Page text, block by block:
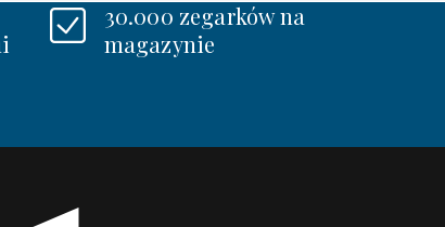
30.000 zegarków na
magazynie